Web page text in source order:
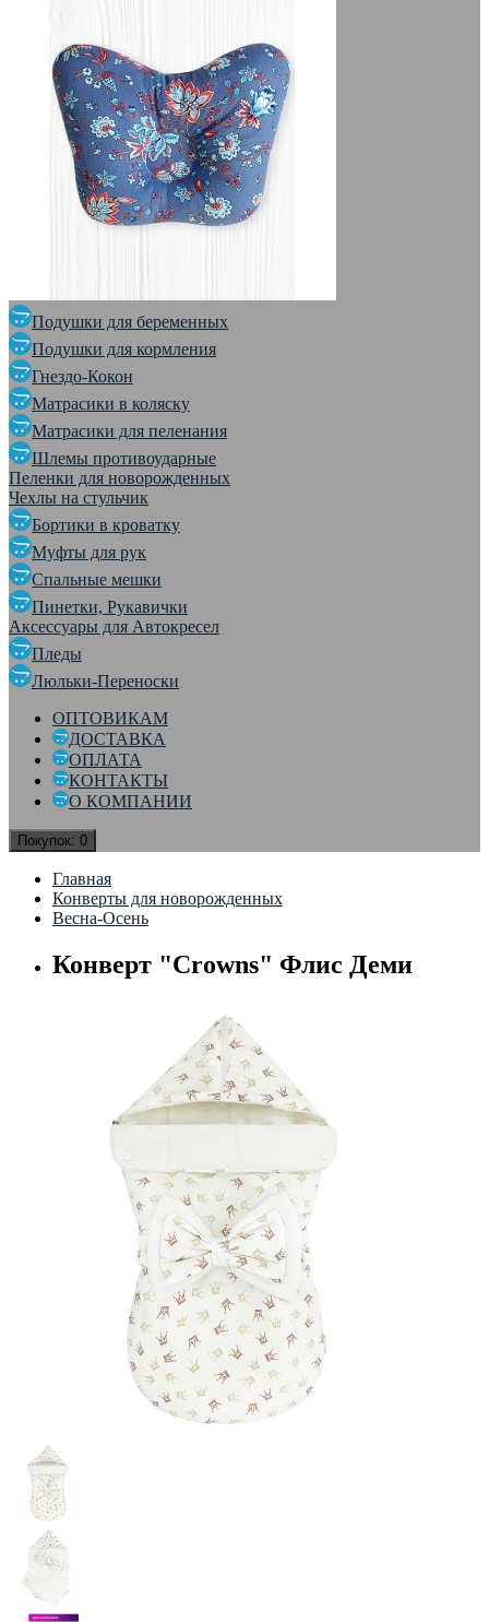
Подушки для беременных
Подушки для кормления
Гнездо-Кокон
Матрасики в коляску
Матрасики для пеленания
Шлемы противоударные
Пеленки для новорожденных
Чехлы на стульчик
Бортики в кроватку
Муфты для рук
Спальные мешки
Пинетки, Рукавички
Аксессуары для Автокресел
Пледы
Люльки-Переноски
ОПТОВИКАМ
ДОСТАВКА
ОПЛАТА
КОНТАКТЫ
О КОМПАНИИ
Покупок: 0
Главная
Конверты для новорожденных
Весна-Осень
Конверт "Crowns" Флис Деми